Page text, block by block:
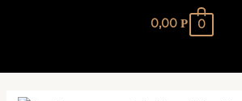
0,00Р 0